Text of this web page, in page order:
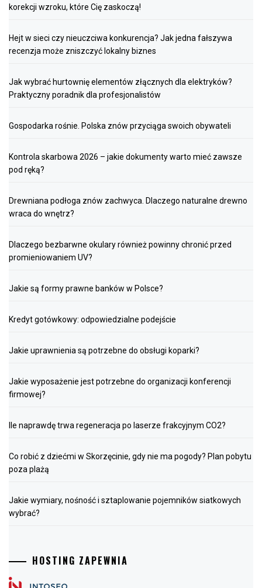
korekcji wzroku, które Cię zaskoczą!
Hejt w sieci czy nieuczciwa konkurencja? Jak jedna fałszywa
recenzja może zniszczyć lokalny biznes
Jak wybrać hurtownię elementów złącznych dla elektryków?
Praktyczny poradnik dla profesjonalistów
Gospodarka rośnie. Polska znów przyciąga swoich obywateli
Kontrola skarbowa 2026 – jakie dokumenty warto mieć zawsze
pod ręką?
Drewniana podłoga znów zachwyca. Dlaczego naturalne drewno
wraca do wnętrz?
Dlaczego bezbarwne okulary również powinny chronić przed
promieniowaniem UV?
Jakie są formy prawne banków w Polsce?
Kredyt gotówkowy: odpowiedzialne podejście
Jakie uprawnienia są potrzebne do obsługi koparki?
Jakie wyposażenie jest potrzebne do organizacji konferencji
firmowej?
Ile naprawdę trwa regeneracja po laserze frakcyjnym CO2?
Co robić z dziećmi w Skorzęcinie, gdy nie ma pogody? Plan pobytu
poza plażą
Jakie wymiary, nośność i sztaplowanie pojemników siatkowych
wybrać?
HOSTING ZAPEWNIA